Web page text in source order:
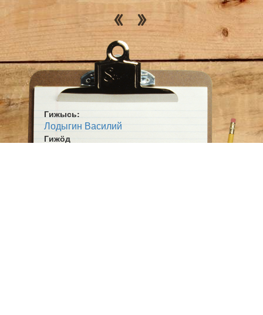
Гижысь:
Лодыгин Василий
Гижӧд